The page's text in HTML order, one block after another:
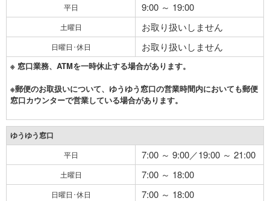
平日 9:00 ～ 19:00
土曜日 お取り扱いしません
日曜日･休日 お取り扱いしません
※ 窓口業務、ATMを一時休止する場合があります。
※郵便のお取扱いについて、ゆうゆう窓口の営業時間内においても郵便
窓口カウンターで営業している場合があります。
ゆうゆう窓口
平日 7:00 ～ 9:00／19:00 ～ 21:00
土曜日 7:00 ～ 18:00
日曜日･休日 7:00 ～ 18:00